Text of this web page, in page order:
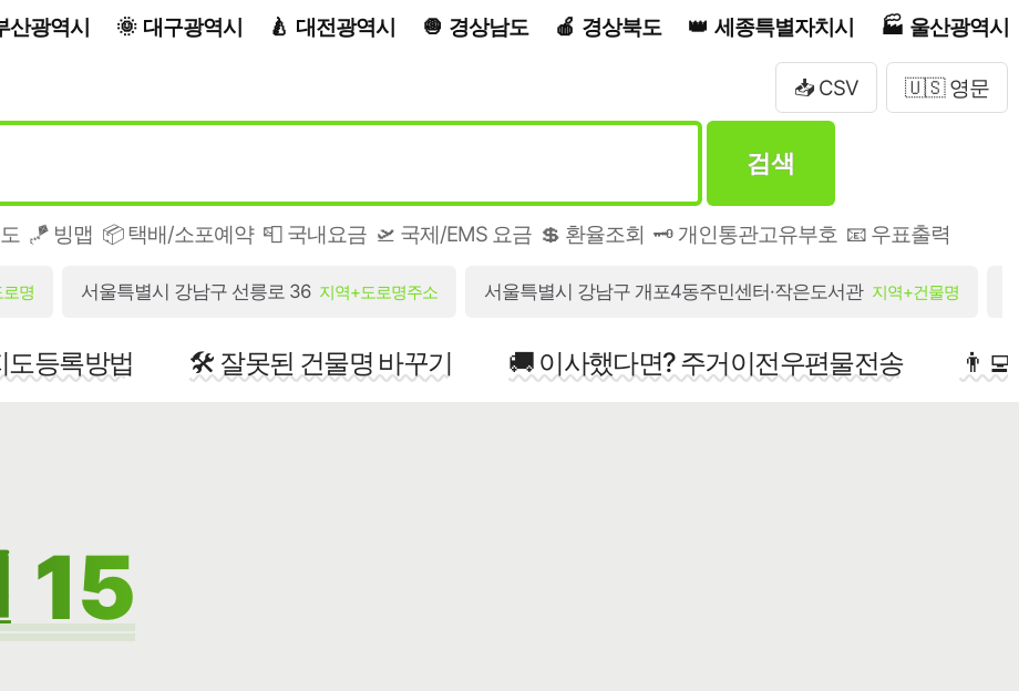
산광역시 대구광역시 대전광역시 경상남도 경상북도 세종특별자치시 울산광역시
📥 CSV 🇺🇸 영문
검색
🪁 빙맵 📦 택배/소포예약 📮 국내요금 🛫 국제/EMS 요금 💲 환율조회 🗝️ 개인통관고유부호 📧 우표출력
로명 서울특별시 강남구 선릉로 36 지역+도로명주소 서울특별시 강남구 개포4동주민센터·작은도서관 지역+건물명
도등록방법 🛠️ 잘못된 건물명 바꾸기 🚚 이사했다면? 주거이전우편물전송
15